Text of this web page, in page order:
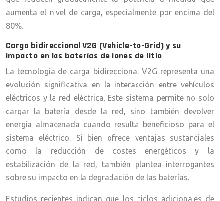
aumenta el nivel de carga, especialmente por encima del
80%.
Carga bidireccional V2G (Vehicle-to-Grid) y su
impacto en las baterías de iones de litio
La tecnología de carga bidireccional V2G representa una
evolución significativa en la interacción entre vehículos
eléctricos y la red eléctrica. Este sistema permite no solo
cargar la batería desde la red, sino también devolver
energía almacenada cuando resulta beneficioso para el
sistema eléctrico. Si bien ofrece ventajas sustanciales
como la reducción de costes energéticos y la
estabilización de la red, también plantea interrogantes
sobre su impacto en la degradación de las baterías.
Estudios recientes indican que los ciclos adicionales de